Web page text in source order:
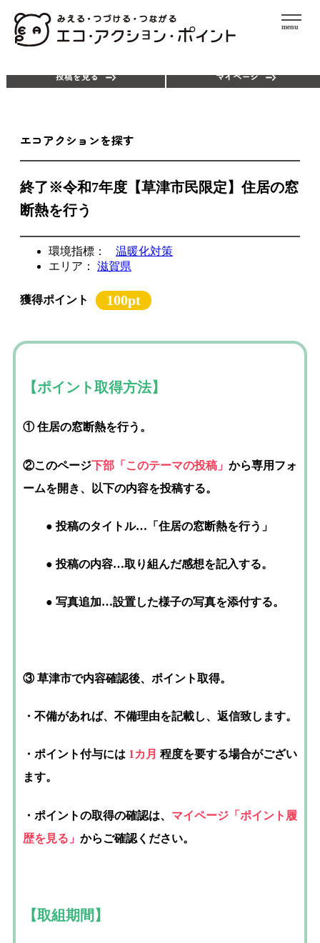
menu
投稿を見る
マイページ
エコアクションを探す
終了※令和7年度【草津市民限定】住居の窓
断熱を行う
環境指標：
温暖化対策
エリア： 滋賀県
獲得ポイント 100pt
【ポイント取得方法】
① 住居の窓断熱を行う。
②このページ下部「このテーマの投稿」 から専用フォ
ームを開き、以下の内容を投稿する。
● 投稿のタイトル…「住居の窓断熱を行う」
● 投稿の内容…取り組んだ感想を記入する。
● 写真追加…設置した様子の写真を添付する。
③ 草津市で内容確認後、ポイント取得。
・不備があれば、不備理由を記載し、返信致します。
・ポイント付与には 1カ月 程度を要する場合がござい
ます。
・ポイントの取得の確認は、 マイページ「ポイント履
歴を見る」 からご確認ください。
【取組期間】